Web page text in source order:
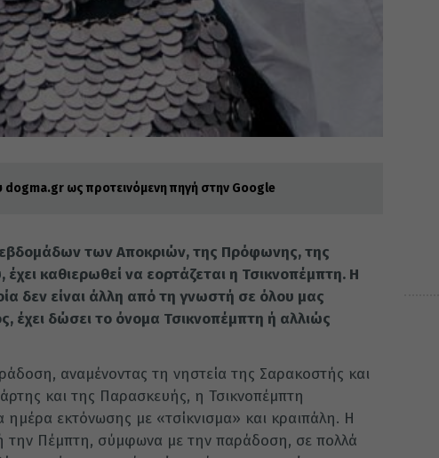
ως προτεινόμενη πηγή στην Google
των Αποκριών, της Πρόφωνης, της
καθιερωθεί να εορτάζεται η Τσικνοπέμπτη. Η
δεν είναι άλλη από τη γνωστή σε όλου μας
έχει δώσει το όνομα Τσικνοπέμπτη ή αλλιώς
αναμένοντας τη νηστεία της Σαρακοστής και
και της Παρασκευής, η Τσικνοπέμπτη
εκτόνωσης με «τσίκνισμα» και κραιπάλη. Η
την Πέμπτη, σύμφωνα με την παράδοση, σε πολλά